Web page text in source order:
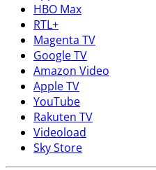
HBO Max
RTL+
Magenta TV
Google TV
Amazon Video
Apple TV
YouTube
Rakuten TV
Videoload
Sky Store